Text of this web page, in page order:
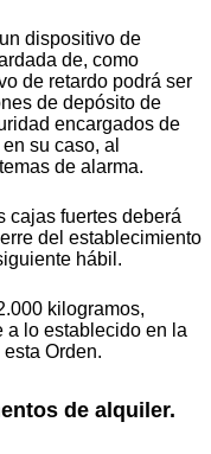
dispositivo de
de, como
de retardo podrá ser
de depósito de
encargados de
su caso, al
de alarma.
cajas fuertes deberá
del establecimiento
hábil.
kilogramos,
a lo establecido en la
Orden.
de alquiler.